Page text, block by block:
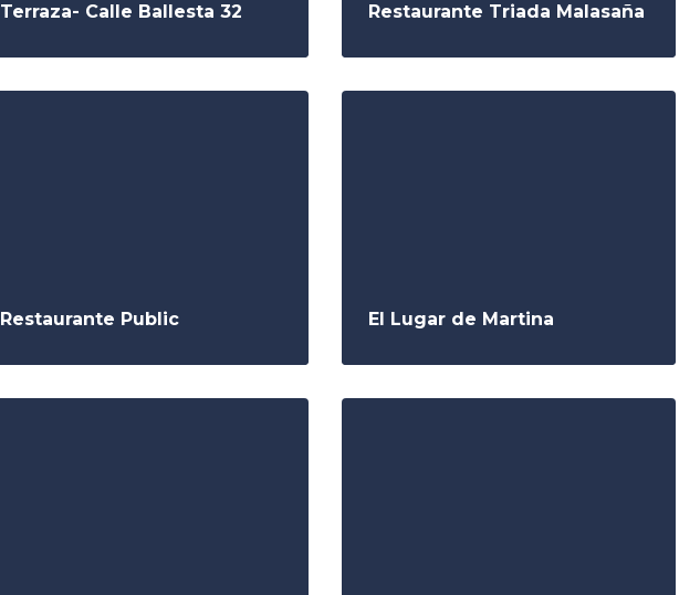
Terraza- Calle Ballesta 32
Restaurante Triada Malasaña
Restaurante Public El Lugar de Martina